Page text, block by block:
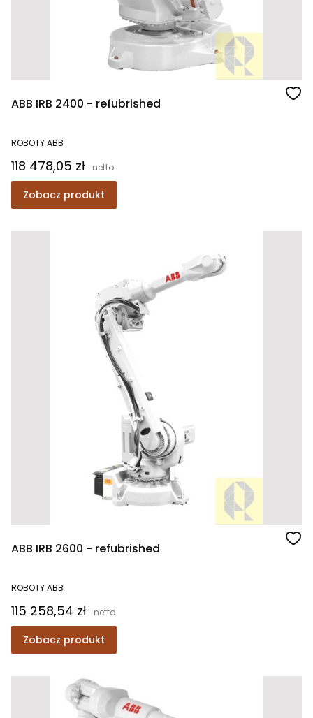
ABB IRB 2400 - refubrished
ROBOTY ABB
Cena
118 478,05 zł
Zobacz produkt
ABB IRB 2600 - refubrished
ROBOTY ABB
Cena
115 258,54 zł
Zobacz produkt